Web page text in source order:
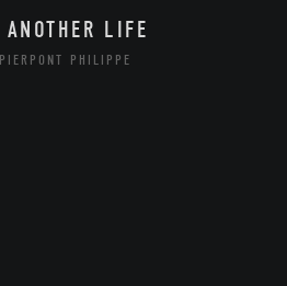
LIFE
PHILIPPE